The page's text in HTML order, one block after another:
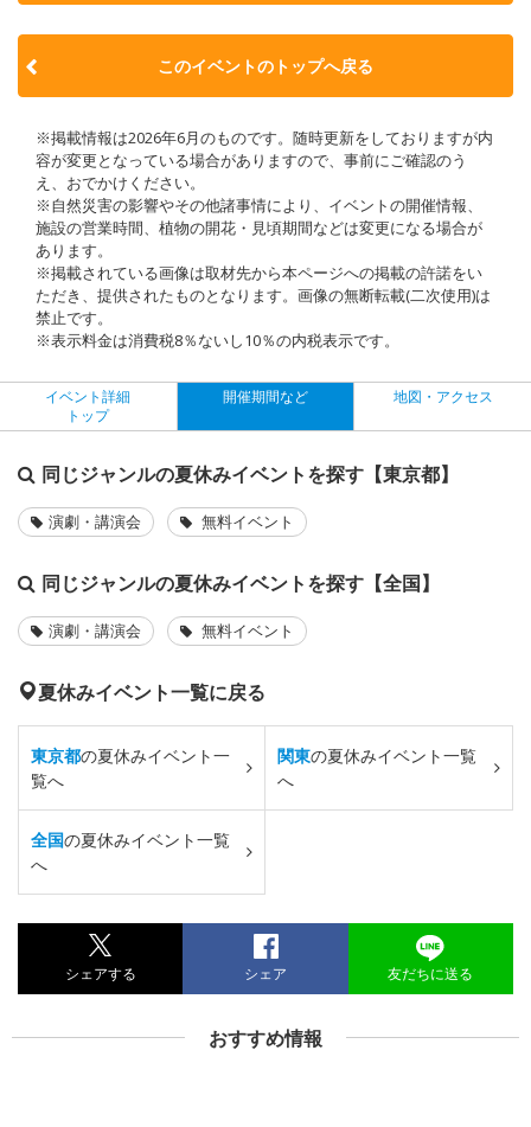
このイベントのトップへ戻る
※掲載情報は2026年6月のものです。随時更新をしておりますが内
容が変更となっている場合がありますので、事前にご確認のう
え、おでかけください。
※自然災害の影響やその他諸事情により、イベントの開催情報、
施設の営業時間、植物の開花・見頃期間などは変更になる場合が
あります。
※掲載されている画像は取材先から本ページへの掲載の許諾をい
ただき、提供されたものとなります。画像の無断転載(二次使用)は
禁止です。
※表示料金は消費税8％ないし10％の内税表示です。
イベント詳細
トップ
開催期間など 地図・アクセス
同じジャンルの夏休みイベントを探す【東京都】
演劇・講演会 無料イベント
同じジャンルの夏休みイベントを探す【全国】
演劇・講演会 無料イベント
夏休みイベント一覧に戻る
東京都の夏休みイベント一
覧へ
関東の夏休みイベント一覧
へ
全国の夏休みイベント一覧
へ
シェアする シェア 友だちに送る
おすすめ情報